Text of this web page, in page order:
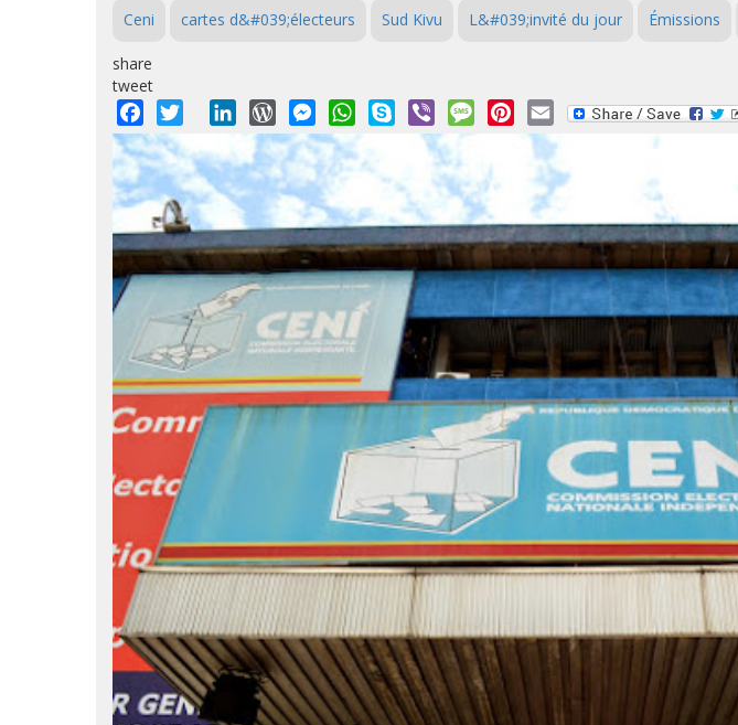
Ceni cartes d&#039;électeurs Sud Kivu L&#039;invité du jour Émissions
share
tweet
Facebook
Twitter LinkedInWordPressMessengerWhatsApp
Skype Viber MessagePinterest
Email